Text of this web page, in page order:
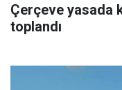
Çerçeve yasada
toplandı